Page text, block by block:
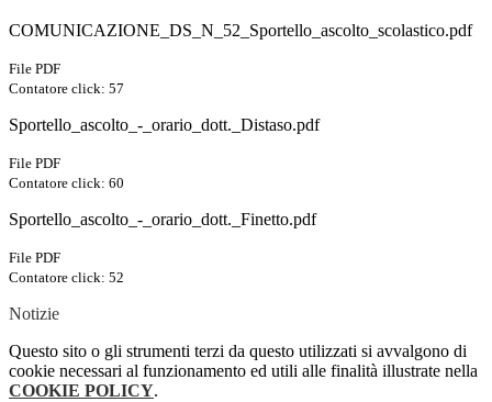
COMUNICAZIONE_DS_N_52_Sportello_ascolto_scolastico.pdf
File PDF
Contatore click: 57
Sportello_ascolto_-_orario_dott._Distaso.pdf
File PDF
Contatore click: 60
Sportello_ascolto_-_orario_dott._Finetto.pdf
File PDF
Contatore click: 52
Notizie
Questo sito o gli strumenti terzi da questo utilizzati si avvalgono di
cookie necessari al funzionamento ed utili alle finalità illustrate nella
COOKIE POLICY.